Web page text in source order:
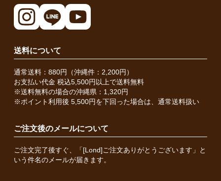
送料について
通常送料：880円（沖縄件：2,200円）
お支払い代金 税込5,500円以上で送料無料
※送料無料の場合の沖縄県：1,320円
※ポイント利用後 5,500円を下回った場合は、通常送料扱い
ご注文後のメールについて
ご注文完了後すぐ、「[Lond]ご注文ありがとうございます」と
いう件名のメールが届きます。